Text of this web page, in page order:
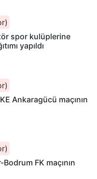
spor kulüplerine
yapıldı
Ankaragücü maçının
FK maçının